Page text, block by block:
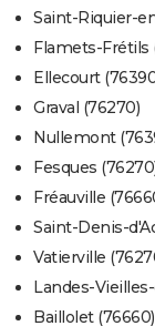
Saint-Riquier-
Flamets-Frétils
Ellecourt
Graval (76270)
Nullemont
Fesques
Fréauville
Saint-Denis-
Vatierville
Landes-
Baillolet (76660)